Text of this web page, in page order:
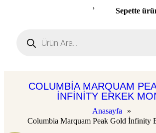
Sepette
COLUMBIA MARQUAM
İNFINITY ERKEK
Anasayfa
»
Columbia Marquam Peak Gold İnfinity